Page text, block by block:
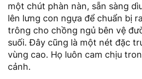
một chút phàn nàn, sẵn sàng
lên lưng con ngựa để chuẩn bị
trông cho chồng ngủ bên vệ
suối. Đây cũng là một nét đặc
vùng cao. Họ luôn cam chịu
cảnh.